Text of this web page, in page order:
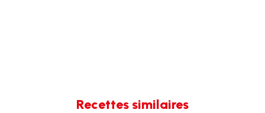
Recettes similaires